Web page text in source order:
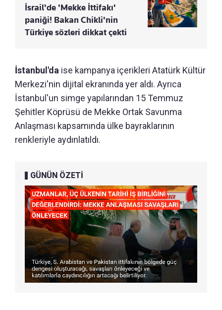
İsrail'de 'Mekke İttifakı'
paniği! Bakan Chikli'nin
Türkiye sözleri dikkat çekti
İstanbul'da ise kampanya içerikleri Atatürk Kültür
Merkezi'nin dijital ekranında yer aldı. Ayrıca
İstanbul'un simge yapılarından 15 Temmuz
Şehitler Köprüsü de Mekke Ortak Savunma
Anlaşması kapsamında ülke bayraklarının
renkleriyle aydınlatıldı.
GÜNÜN ÖZETİ